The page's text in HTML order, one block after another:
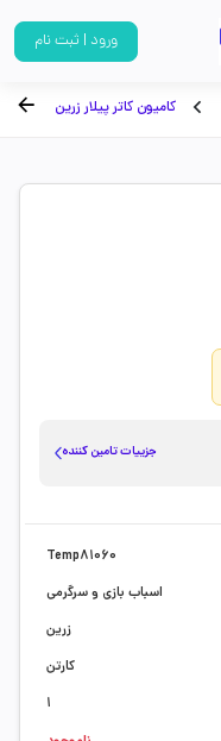
ورود | ثبت نام
کامیون کاتر پیلار زرین
جزییات تامین کننده
Temp81060
اسباب بازی و سرگرمی
زرین
کارتن
1